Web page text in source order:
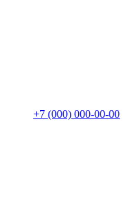
+7 (000) 000-00-00